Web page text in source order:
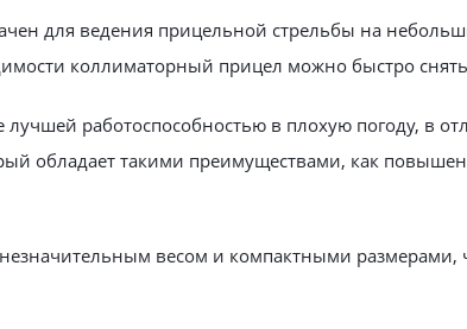
для ведения прицельной стрельбы на
коллиматорный прицел можно быстро
работоспособностью в плохую погоду, в
обладает такими преимуществами, как
весом и компактными размерами,